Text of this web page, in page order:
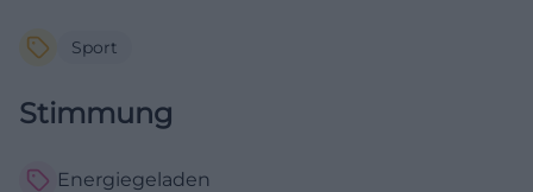
Sport
Stimmung
Energiegeladen